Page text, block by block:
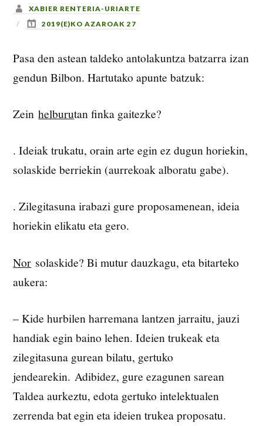
XABIER RENTERIA-URIARTE
2019(E)KO AZAROAK 27
Pasa den astean taldeko antolakuntza batzarra izan
gendun Bilbon. Hartutako apunte batzuk:
Zeinhelburutan finka gaitezke?
. Ideiak trukatu, orain arte egin ez dugun horiekin,
solaskide berriekin (aurrekoak alboratu gabe).
. Zilegitasuna irabazi gure proposamenean, ideia
horiekin elikatu eta gero.
Nor solaskide? Bi mutur dauzkagu, eta bitarteko
aukera:
– Kide hurbilen harremana lantzen jarraitu, jauzi
handiak egin baino lehen. Ideien trukeak eta
zilegitasuna gurean bilatu, gertuko
jendearekin. Adibidez, gure ezagunen sarean
Taldea aurkeztu, edota gertuko intelektualen
zerrenda bat egin eta ideien trukea proposatu.